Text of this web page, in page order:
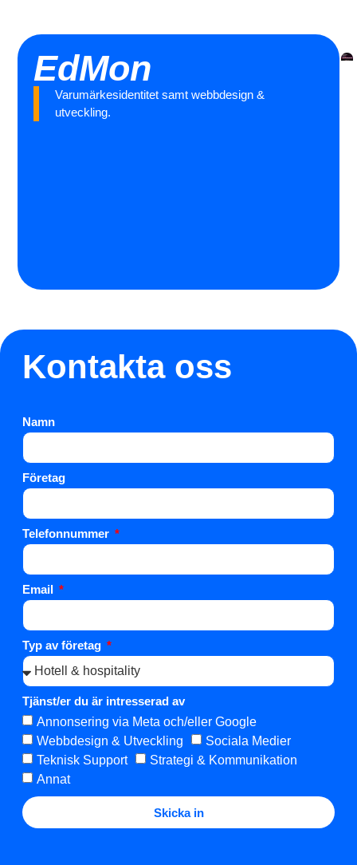
EdMon
Varumärkesidentitet samt webbdesign &
utveckling.
Kontakta oss
Namn
Företag
Telefonnummer
Email
Typ av företag
Tjänst/er du är intresserad av
Annonsering via Meta och/eller Google
Webbdesign & Utveckling
Sociala Medier
Teknisk Support
Strategi & Kommunikation
Annat
Skicka in